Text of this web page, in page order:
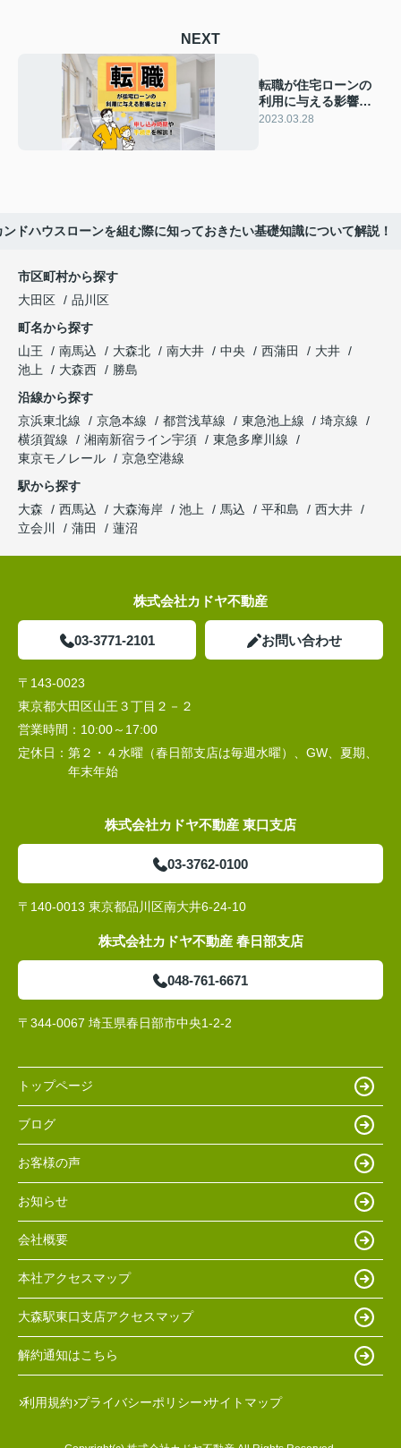
NEXT
転職が住宅ローンの
利用に与える影響と
は？申し込み時期や
2023.03.28
ンドハウスローンを組む際に知っておきたい基礎知識について解説！
市区町村から探す
大田区
品川区
町名から探す
山王
南馬込 大森北 南大井 中央 西蒲田
大井
池上
大森西
勝島
沿線から探す
京浜東北線
京急本線 都営浅草線 東急池上線
埼京線
横須賀線
湘南新宿ライン宇須
東急多摩川線
東京モノレール
京急空港線
駅から探す
大森
西馬込 大森海岸 池上 馬込 平和島
西大井
立会川
蒲田 蓮沼
株式会社カドヤ不動産
03-3771-2101 お問い合わせ
〒143-0023
東京都大田区山王３丁目２－２
営業時間： 10:00～17:00
定休日： 第２・４水曜（春日部支店は毎週水曜）、GW、夏期、
年末年始
株式会社カドヤ不動産 東口支店
03-3762-0100
〒140-0013 東京都品川区南大井6-24-10
株式会社カドヤ不動産 春日部支店
048-761-6671
〒344-0067 埼玉県春日部市中央1-2-2
トップページ
ブログ
お客様の声
お知らせ
会社概要
本社アクセスマップ
大森駅東口支店アクセスマップ
解約通知はこちら
利用規約 プライバシーポリシー サイトマップ